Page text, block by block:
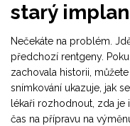
starý
Nečekáte na problém.
předchozí rentgeny.
zachovala historii,
snímkování ukazuje, jak
lékaři rozhodnout, zda je
čas na přípravu na